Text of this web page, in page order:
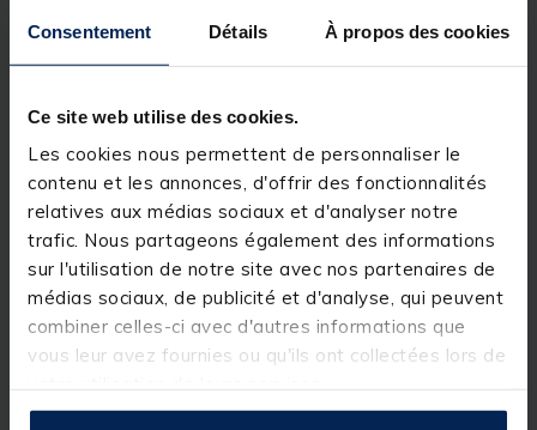
Consentement Détails À propos des cookies
Ce site web utilise des cookies.
Les cookies nous permettent de personnaliser le
contenu et les annonces, d'offrir des fonctionnalités
relatives aux médias sociaux et d'analyser notre
trafic. Nous partageons également des informations
sur l'utilisation de notre site avec nos partenaires de
médias sociaux, de publicité et d'analyse, qui peuvent
combiner celles-ci avec d'autres informations que
vous leur avez fournies ou qu'ils ont collectées lors de
conserver efficacement les
bouillettes, appâts
garantissant une excellente conservation thermique.
Sa conception robuste entissu Endura 900Dassure
durabilité et résistance aux conditions exigeantes du
bord de l’eau, tandis que sa doublure intérieure est
nettoyable d’un simple coup d’éponge
•Dimensions : 25 x 25 x 25 cm
• Construction en tissu Endura 900D ultra résistant
• Compartiment internedoublé aluminium
performance